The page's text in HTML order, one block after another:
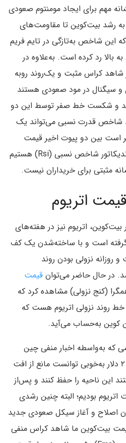
مهم برای ایجاد مومنتوم صعودی
رشد بیت‌کوین تا مقاومت‌های
این شاخص به‌تازگی در تایم فریم
را از پایین به بالا رد کرده است. به‌علاوه در
شاهد کراس مثبت و یک‌روند روبه
سیگنال در مود صعودی هستند
و شکست خط صفر توسط این دو
قدرت نسبی می‌تواند یک
است بین دو پیوت اخیر قیمت
شاهد یک واگرایی منفی در اندیکاتور شاخص نسبی (Rsi) هستیم
مثبتی برای خریداران نیست.
اتریوم
اتریوم‌ نیز در هفته‌های
است و با ساخته‌شدن یک کف
تایم فریم ۴ ساعت و روزانه نزولی بودن روند
شد. در حال حاضر می‌توان قیمت
(کنج نزولی) مشاهده کرد که
روند نزولی اتریوم هست که
کوین به‌حساب می‌آید.
که به‌واسطه اخبار منفی چین
ایجاد شد ناحیه حمایتی ۲،۷۰۰ دلار به‌خوبی توانست مانع از افت
این ناحیه را حفظ کنند و پس‌از
بودیم؛ البته چنین رشدی
اصلاح و آغاز سیکل صعودی جدید
بیت‌کوین ما شاهد کراس منفی